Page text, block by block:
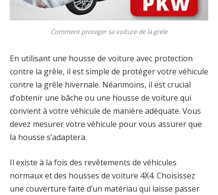
Comment proteger sa voiture de la grele
En utilisant une housse de voiture avec protection
contre la grêle, il est simple de protéger votre véhicule
contre la grêle hivernale. Néanmoins, il est crucial
d’obtenir une bâche ou une housse de voiture qui
convient à votre véhicule de manière adéquate. Vous
devez mesurer votre véhicule pour vous assurer que
la housse s’adaptera.
Il existe à la fois des revêtements de véhicules
normaux et des housses de voiture 4X4. Choisissez
une couverture faite d’un matériau qui laisse passer